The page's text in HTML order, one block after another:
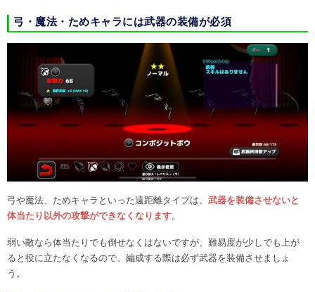
弓・魔法・ためキャラには武器の装備が必須
弓や魔法、ためキャラといった遠距離タイプは、 武器を装備させないと
体当たり以外の攻撃ができなくなります。
弱い敵なら体当たりでも倒せなくはないですが、難易度が少しでも上が
ると役に立たなくなるので、編成する際は必ず武器を装備させましょ
う。